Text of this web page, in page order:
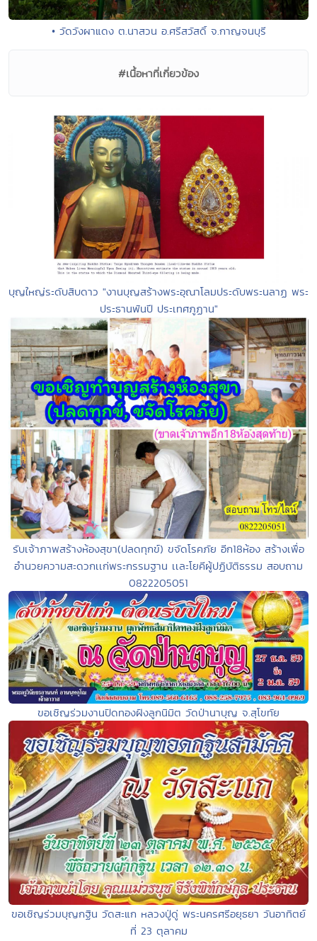
• วัดวังผาแดง ต.นาสวน อ.ศรีสวัสดิ์ จ.กาญจนบุรี
#เนื้อหาที่เกี่ยวข้อง
บุญใหญ่ระดับสิบดาว "งานบุญสร้างพระอุณาโลมประดับพระนลาฏ พระ
ประธานพันปี ประเทศภูฏาน"
รับเจ้าภาพสร้างห้องสุขา(ปลดทุกข์) ขจัดโรคภัย อีก18ห้อง สร้างเพื่อ
อำนวยความสะดวกเเก่พระกรรมฐาน เเละโยคีผู้ปฏิบัติธรรม สอบถาม
0822205051
ขอเชิญร่วมงานปิดทองฝังลูกนิมิต วัดป่านาบุญ จ.สุโขทัย
ขอเชิญร่วมบุญกฐิน วัดสะแก หลวงปู่ดู่ พระนครศรีอยุธยา วันอาทิตย์
ที่ 23 ตุลาคม